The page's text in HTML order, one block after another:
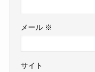
メール ※
サイト